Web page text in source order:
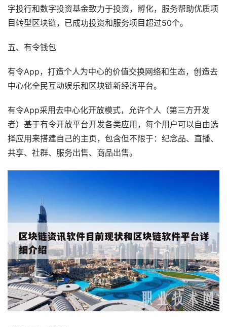
字投行和数字投资基金致力于投资，孵化，服务帮助优质项
目转型区块链，已成功投资和服务项目超过50个。
五、有令钱包
有令App，打造个人为中心的价值交换网络和生态，创造去
中心化全民互动娱乐和区块链新经济平台。
有令App采用去中心化开放模式，允许个人（第三方开发
者）基于有令开放平台开发各类应用，每个用户可以自由选
择应用来搭建自己的主页，包含但不限于：纪念品、直播、
共享、社群、服务出售、商品出售。